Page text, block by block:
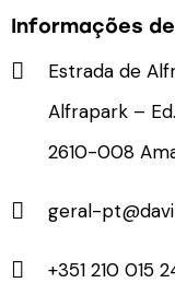
Informações
Estrada de
Alfrapark –
2610-008
geral-
+351 210 015